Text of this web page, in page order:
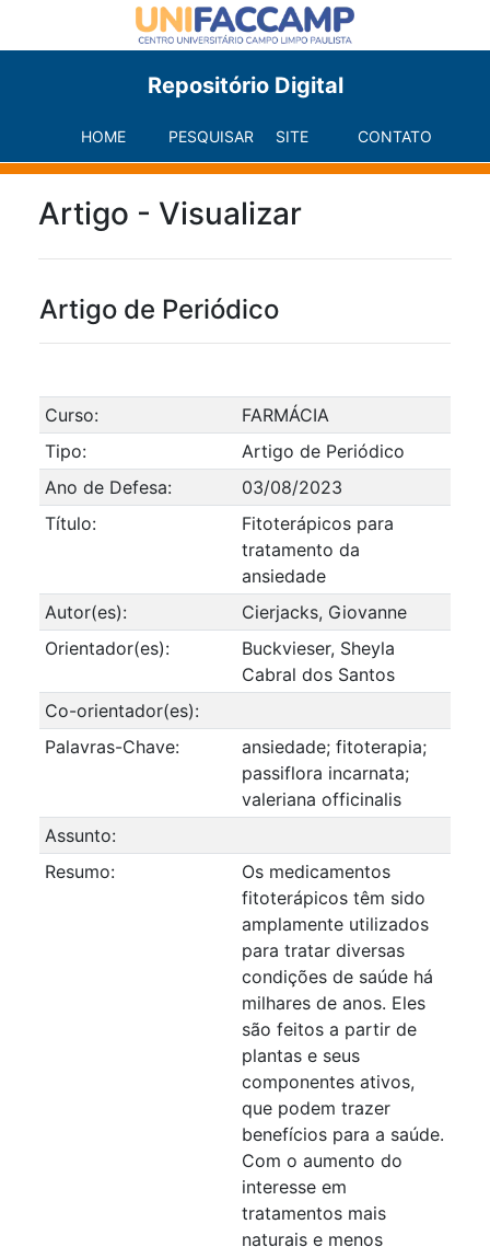
Repositório Digital
HOME PESQUISAR SITE CONTATO
Artigo - Visualizar
Artigo de Periódico
Curso:
FARMÁCIA
Tipo:
Artigo de Periódico
Ano de Defesa:
03/08/2023
Título:
Fitoterápicos para
tratamento da
ansiedade
Autor(es):
Cierjacks, Giovanne
Orientador(es):
Buckvieser, Sheyla
Cabral dos Santos
Co-orientador(es):
Palavras-Chave:
ansiedade; fitoterapia;
passiflora incarnata;
valeriana officinalis
Assunto:
Resumo:
Os medicamentos
fitoterápicos têm sido
amplamente utilizados
para tratar diversas
condições de saúde há
milhares de anos. Eles
são feitos a partir de
plantas e seus
componentes ativos,
que podem trazer
benefícios para a saúde.
Com o aumento do
interesse em
tratamentos mais
naturais e menos